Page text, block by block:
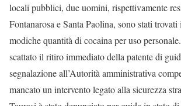
locali pubblici, due uomini, rispettivamente
Fontanarosa e Santa Paolina, sono stati trovati
modiche quantità di cocaina per uso
scattato il ritiro immediato della patente di
segnalazione all’Autorità amministrativa
mancato un intervento legato alla sicurezza